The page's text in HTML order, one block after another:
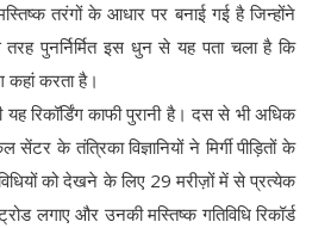
तरंगों के आधार पर बनाई गई है जिन्होंने
पुनर्निर्मित इस धुन से यह पता चला है कि
कहां करता है।
यह रिकॉर्डिंग काफी पुरानी है। दस से भी अधिक
के तंत्रिका विज्ञानियों ने मिर्गी पीड़ितों के
को देखने के लिए 29 मरीज़ों में से प्रत्येक
लगाए और उनकी मस्तिष्क गतिविधि रिकॉर्ड